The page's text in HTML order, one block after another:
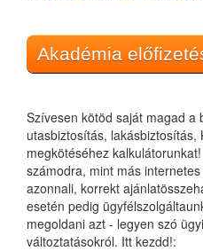
Akadémia
Szívesen kötöd saját magad a
utasbiztosítás, lakásbiztosítás,
megkötéséhez
számodra, mint más
azonnali, korrekt
esetén pedig
megoldani azt - legyen szó
változtatásokról. Itt kezdd!: